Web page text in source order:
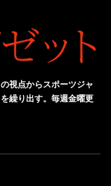
視点からスポーツジャ
繰り出す。毎週金曜更